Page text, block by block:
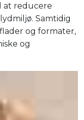
at reducere
Samtidig
og formater,
og